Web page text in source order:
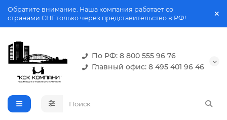
Обратите внимание. Наша компания работает со
странами СНГ только через представительство в РФ!
По РФ: 8 800 555 96 76
Главный офис: 8 495 401 96 46